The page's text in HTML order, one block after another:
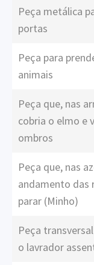
Peça metálica
portas
Peça para
animais
Peça que, nas
cobria o elmo e
ombros
Peça que, nas
andamento das
parar (Minho)
Peça
o lavrador